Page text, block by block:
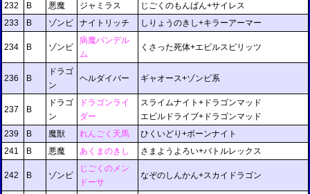
232
B 悪魔 ジャミラス
じごくのもんばん+サイレス
233
B ゾンビ ナイトリッチ しりょうのきし+キラーアーマー
234 B ゾンビ
病魔パンデル
ム
くさった死体+エビルスピリッツ
236 B
ドラゴ
ン
ヘルダイバー ギャオース+ゾンビ系
237 B
ドラゴ
ン
ドラゴンライ
ダー
スライムナイト+ドラゴンマッド
エビルドライブ+ドラゴンマッド
239
B 魔獣 れんごく天馬
ひくいどり+ボーンナイト
241
B 悪魔 あくまのきし さまようよろい+バトルレックス
242 B ゾンビ
じごくのメン
ドーサ
なぞのしんかん+スカイドラゴン